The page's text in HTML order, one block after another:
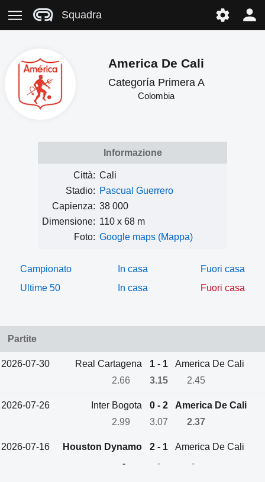
Squadra
America De Cali
Categoría Primera A
Colombia
Informazione
Città: Cali
Stadio: Pascual Guerrero
Capienza: 38 000
Dimensione: 110 x 68 m
Foto: Google maps (Mappa)
Campionato In casa
Fuori casa
Ultime 50
In casa Fuori casa
Partite
2026-07-30 Real Cartagena 1 - 1
America De Cali
2.66
3.15 2.45
2026-07-26 Inter Bogota 0 - 2
America De Cali
2.99
3.07 2.37
2026-07-16 Houston Dynamo 2 - 1
America De Cali
-
- -